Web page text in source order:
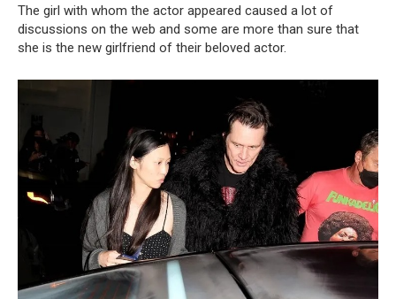
The girl with whom the actor appeared caused a lot of
discussions on the web and some are more than sure that
she is the new girlfriend of their beloved actor.